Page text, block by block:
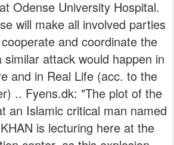
Odense University Hospital.
will make all involved parties
and coordinate the
attack would happen in
and in Real Life (acc. to the
.. Fyens.dk: "The plot of the
an Islamic critical man named
is lecturing here at the